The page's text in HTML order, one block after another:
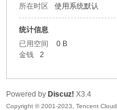
所在时区
使用系统默认
统计信息
已用空间
0 B
金钱
2
Powered by Discuz! X3.4
Copyright © 2001-2023, Tencent Cloud.